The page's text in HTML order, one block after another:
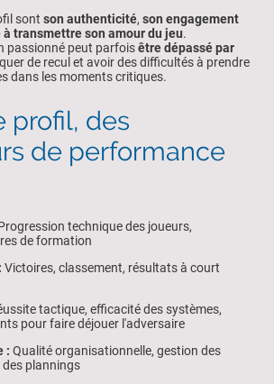
sont son authenticité, son engagement
transmettre son amour du jeu.
passionné peut parfoisêtre dépassé par
de recul et avoir des difficultés à prendre
dans les moments critiques.
profil, des
de performance
technique des joueurs,
de formation
Victoires, classement, résultats à court
tactique, efficacité des systèmes,
pour faire déjouer l'adversaire
: Qualité organisationnelle, gestion des
des plannings